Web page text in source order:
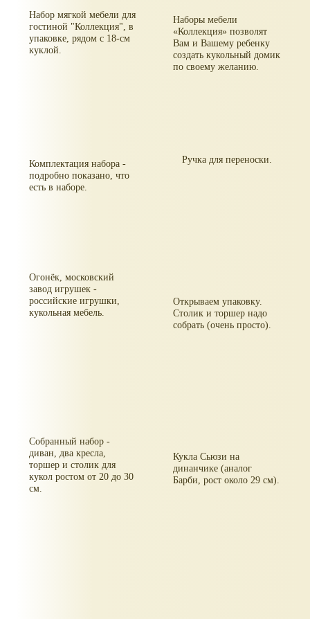
Набор мягкой мебели для
гостиной "Коллекция", в
упаковке, рядом с 18-см
куклой.
Наборы мебели
Коллекция
позволят
Вам и Вашему ребенку
создать кукольный домик
по своему желанию.
Комплектация набора -
подробно показано, что
есть в наборе.
Ручка для переноски.
Огонёк, московский
завод игрушек -
российские игрушки,
кукольная мебель.
Открываем упаковку.
Столик и торшер надо
собрать (очень просто).
Собранный набор -
диван, два кресла,
торшер и столик для
кукол ростом от 20 до 30
см.
Кукла Сьюзи на
динанчике (аналог
Барби, рост около 29 см).